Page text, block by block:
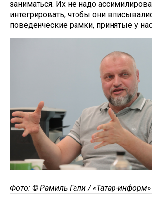
заниматься. Их не надо
интегрировать, чтобы они
поведенческие рамки, принятые у
Фото: © Рамиль Гали / «Татар-информ»